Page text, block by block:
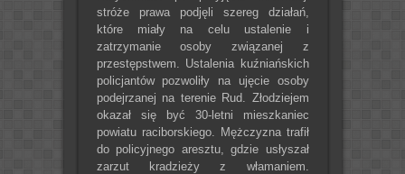
stróże prawa podjęli szereg działań,
które miały na celu ustalenie i
zatrzymanie osoby związanej z
przestępstwem. Ustalenia kuźniańskich
policjantów pozwoliły na ujęcie osoby
podejrzanej na terenie Rud. Złodziejem
okazał się być 30-letni mieszkaniec
powiatu raciborskiego. Mężczyzna trafił
do policyjnego aresztu, gdzie usłyszał
zarzut kradzieży z włamaniem.